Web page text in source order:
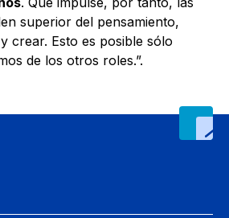
superior del pensamiento,
crear. Esto es posible sólo
de los otros roles.”.